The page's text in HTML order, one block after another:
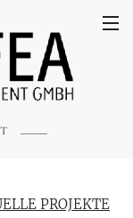
PROJEKTE